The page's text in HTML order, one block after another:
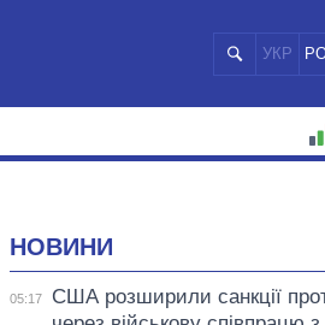
УКР
НОВИНИ
05:17
США розширили санкції